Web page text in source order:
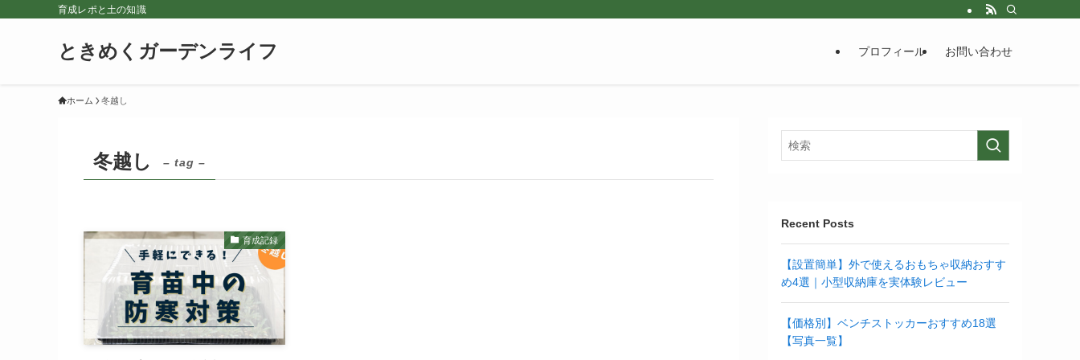
育成レポと土の知識
ときめくガーデンライフ プロフィール お問い合わせ
ホーム 冬越し
冬越し – tag –
育成記録
Recent Posts
【設置簡単】外で使えるおもちゃ収納おすす
め4選｜小型収納庫を実体験レビュー
【価格別】ベンチストッカーおすすめ18選
【写真一覧】